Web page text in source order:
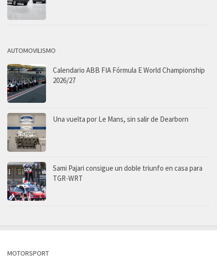
AUTOMOVILISMO
Calendario ABB FIA Fórmula E World Championship
2026/27
Una vuelta por Le Mans, sin salir de Dearborn
Sami Pajari consigue un doble triunfo en casa para
TGR-WRT
MOTORSPORT